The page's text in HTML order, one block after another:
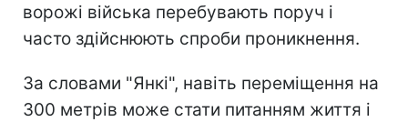
ворожі війська перебувають поруч і
часто здійснюють спроби проникнення.
За словами "Янкі", навіть переміщення на
300 метрів може стати питанням життя і